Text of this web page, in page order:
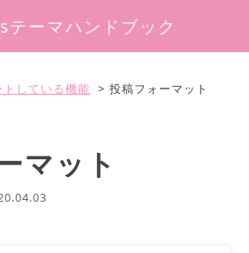
ーマハンドブック
している機能 投稿フォーマット
マット